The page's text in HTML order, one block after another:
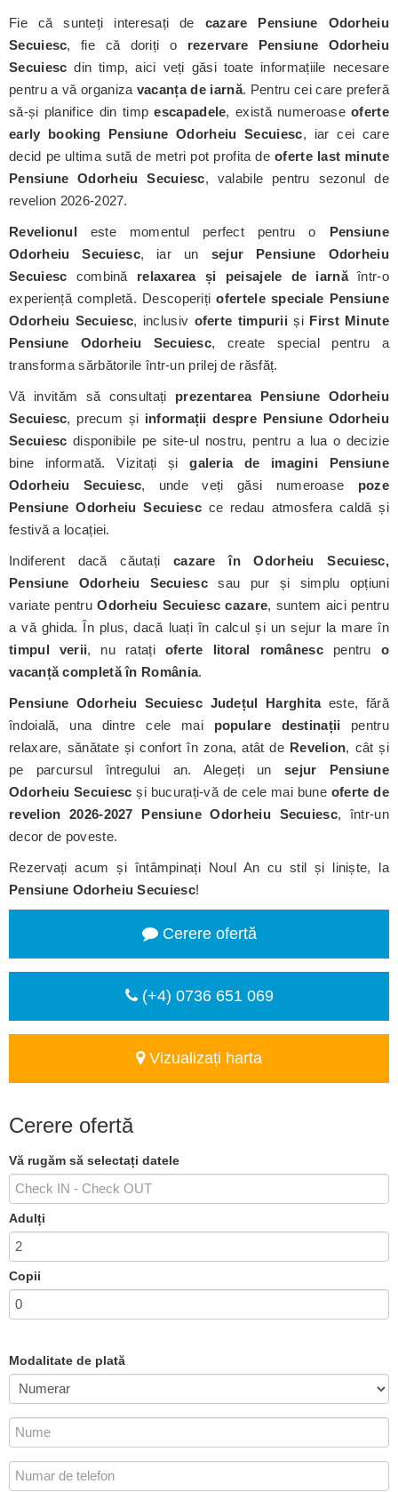
Fie că sunteți interesați de cazare Pensiune Odorheiu
Secuiesc, fie că doriți o rezervare Pensiune Odorheiu
Secuiesc din timp, aici veți găsi toate informațiile necesare
pentru a vă organiza vacanța de iarnă. Pentru cei care preferă
să-și planifice din timpescapadele, există numeroaseoferte
early booking Pensiune Odorheiu Secuiesc, iar cei care
decid pe ultima sută de metri pot profita deoferte last minute
Pensiune Odorheiu Secuiesc, valabile pentru sezonul de
revelion 2026-2027.
Revelionul este momentul perfect pentru o Pensiune
Odorheiu Secuiesc, iar un sejur Pensiune Odorheiu
Secuiesc combină relaxarea și peisajele de iarnăîntr-o
experiență completă. Descoperițiofertele speciale Pensiune
Odorheiu Secuiesc, inclusiv oferte timpurii și First Minute
Pensiune Odorheiu Secuiesc, create special pentru a
transforma sărbătorile într-un prilej de răsfăț.
Vă invităm să consultați prezentarea Pensiune Odorheiu
Secuiesc, precum și informații despre Pensiune Odorheiu
Secuiesc disponibile pe site-ul nostru, pentru a lua o decizie
bine informată. Vizitați șigaleria de imagini Pensiune
Odorheiu Secuiesc, unde veți găsi numeroase poze
Pensiune Odorheiu Secuiescce redau atmosfera caldă și
festivă a locației.
Indiferent dacă căutați cazare în Odorheiu Secuiesc,
Pensiune Odorheiu Secuiescsau pur și simplu opțiuni
variate pentruOdorheiu Secuiesc cazare, suntem aici pentru
a vă ghida. În plus, dacă luați în calcul și un sejur la mare în
timpul verii, nu ratați oferte litoral românesc pentru o
vacanță completă în România.
Pensiune Odorheiu Secuiesc Județul Harghitaeste, fără
îndoială, una dintre cele mai populare destinații pentru
relaxare, sănătate și confort în zona, atât de Revelion, cât și
pe parcursul întregului an. Alegeți un sejur Pensiune
Odorheiu Secuiesc și bucurați-vă de cele mai bune oferte de
revelion 2026-2027 Pensiune Odorheiu Secuiesc, într-un
decor de poveste.
Rezervați acum și întâmpinați Noul An cu stil și liniște, la
Pensiune Odorheiu Secuiesc!
Cerere ofertă
(+4) 0736 651 069
Vizualizați harta
Cerere ofertă
Vă rugăm să selectați datele
Adulți
Copii
Modalitate de plată